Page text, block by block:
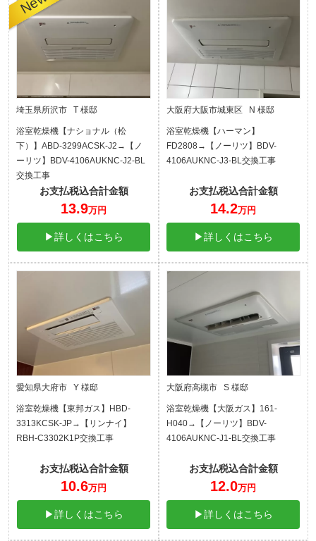
埼玉県所沢市 T 様邸
浴室乾燥機【ナショナル（松
下）】ABD-3299ACSK-J2→【ノ
ーリツ】BDV-4106AUKNC-J2-BL
交換工事
お支払税込合計金額
13.9万円
▶詳しくはこちら
大阪府大阪市城東区 N 様邸
浴室乾燥機【ハーマン】
FD2808→【ノーリツ】BDV-
4106AUKNC-J3-BL交換工事
お支払税込合計金額
14.2万円
▶詳しくはこちら
愛知県大府市 Y 様邸
浴室乾燥機【東邦ガス】HBD-
3313KCSK-JP→【リンナイ】
RBH-C3302K1P交換工事
お支払税込合計金額
10.6万円
▶詳しくはこちら
大阪府高槻市 S 様邸
浴室乾燥機【大阪ガス】161-
H040→【ノーリツ】BDV-
4106AUKNC-J1-BL交換工事
お支払税込合計金額
12.0万円
▶詳しくはこちら